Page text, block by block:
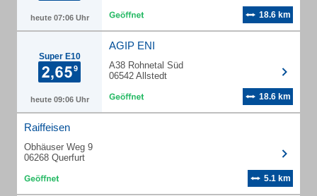
heute 07:06 Uhr 18.6 km
Super E10
heute 09:06 Uhr
AGIP ENI
A38 Rohnetal Süd
06542 Allstedt
18.6 km
Raiffeisen
Obhäuser Weg 9
06268 Querfurt
5.1 km